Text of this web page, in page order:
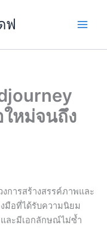
ฟ
หม่จนถึง
การสร้างสรรค์ภาพและ
มือที่ได้รับความนิยม
ละมีเอกลักษณ์ไม่ซ้ำ